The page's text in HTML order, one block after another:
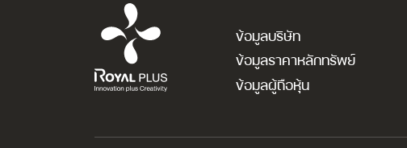
ข้อมูลบริษัท
ข้อมูลราคาหลักทรัพย์
ข้อมูลผู้ถือหุ้น